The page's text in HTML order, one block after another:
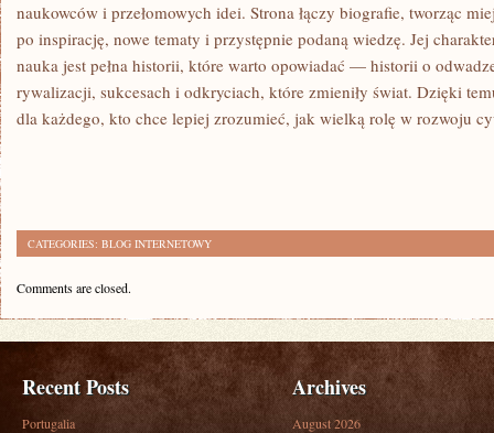
naukowców i przełomowych idei. Strona łączy biografie, tworząc
po inspirację, nowe tematy i przystępnie podaną wiedzę. Jej
nauka jest pełna historii, które warto opowiadać — historii o
rywalizacji, sukcesach i odkryciach, które zmieniły świat. Dzięki
dla każdego, kto chce lepiej zrozumieć, jak wielką rolę w rozwoju
CATEGORIES: BLOG INTERNETOWY
Comments are closed.
Recent Posts
Portugalia
Archives
August 2026